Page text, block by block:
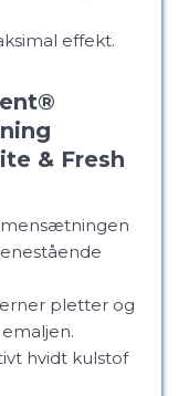
effekt.
& Fresh
pletter og
hvidt kulstof